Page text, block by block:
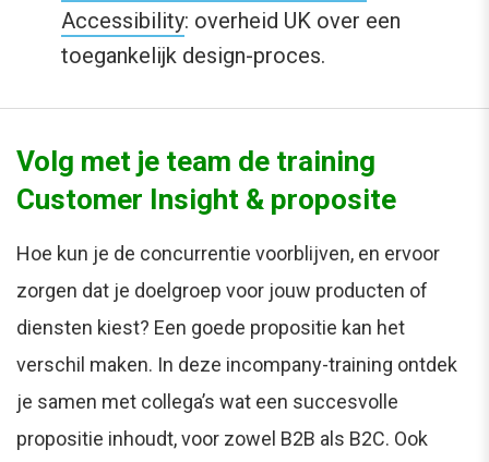
Accessibility: overheid UK over een
toegankelijk design-proces.
Volg met je team de training
Customer Insight & proposite
Hoe kun je de concurrentie voorblijven, en ervoor
zorgen dat je doelgroep voor jouw producten of
diensten kiest? Een goede propositie kan het
verschil maken. In deze incompany-training ontdek
je samen met collega’s wat een succesvolle
propositie inhoudt, voor zowel B2B als B2C. Ook